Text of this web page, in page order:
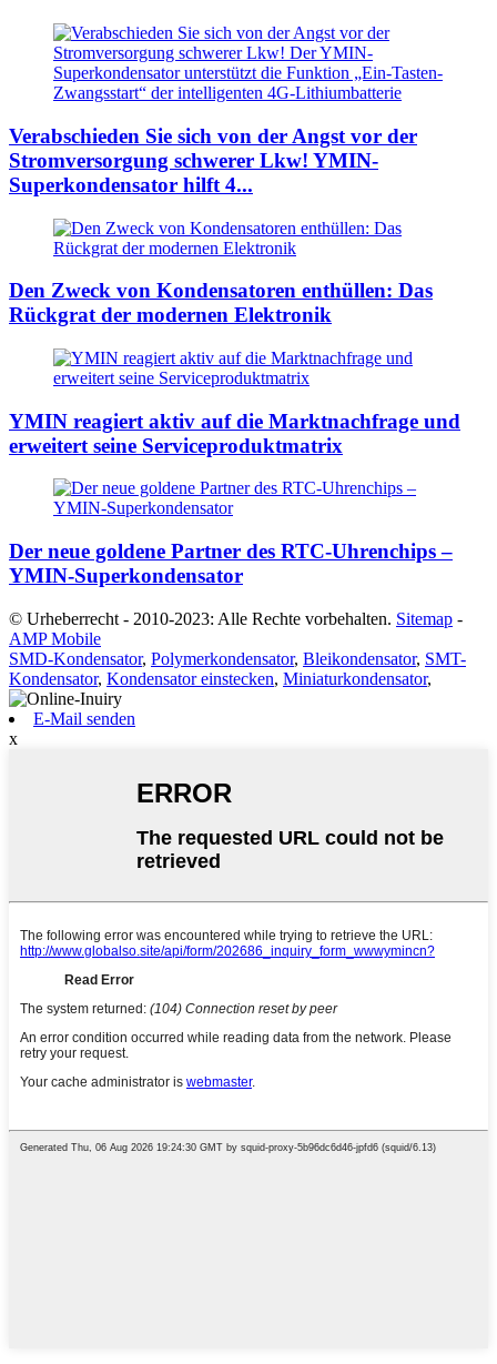
Verabschieden Sie sich von der Angst vor der
Stromversorgung schwerer Lkw! YMIN-
Superkondensator hilft 4...
Den Zweck von Kondensatoren enthüllen: Das
Rückgrat der modernen Elektronik
YMIN reagiert aktiv auf die Marktnachfrage und
erweitert seine Serviceproduktmatrix
Der neue goldene Partner des RTC-Uhrenchips –
YMIN-Superkondensator
© Urheberrecht - 2010-2023: Alle Rechte vorbehalten. Sitemap -
AMP Mobile
SMD-Kondensator, Polymerkondensator, Bleikondensator, SMT-
Kondensator, Kondensator einstecken, Miniaturkondensator,
E-Mail senden
x